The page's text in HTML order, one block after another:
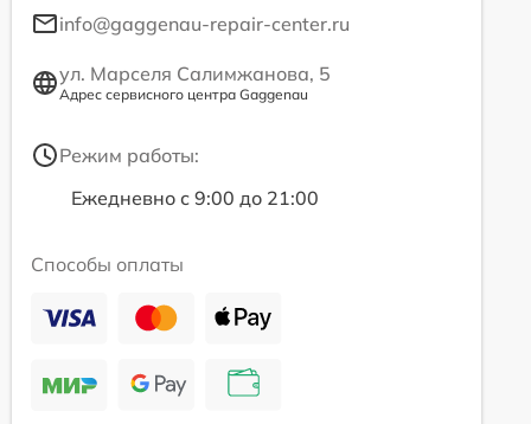
info@gaggenau-repair-center.ru
ул. Марселя Салимжанова, 5
Адрес сервисного центра Gaggenau
Режим работы:
Ежедневно с 9:00 до 21:00
Способы оплаты